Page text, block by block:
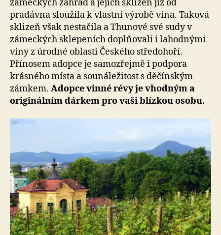
zámeckých zahrad a jejich sklizeň již od
pradávna sloužila k vlastní výrobě vína. Taková
sklizeň však nestačila a Thunové své sudy v
zámeckých sklepeních doplňovali i lahodnými
víny z úrodné oblasti Českého středohoří.
Přínosem adopce je samozřejmě i podpora
krásného místa a sounáležitost s děčínským
zámkem. Adopce vinné révy je vhodným a
originálním dárkem pro vaši blízkou osobu.